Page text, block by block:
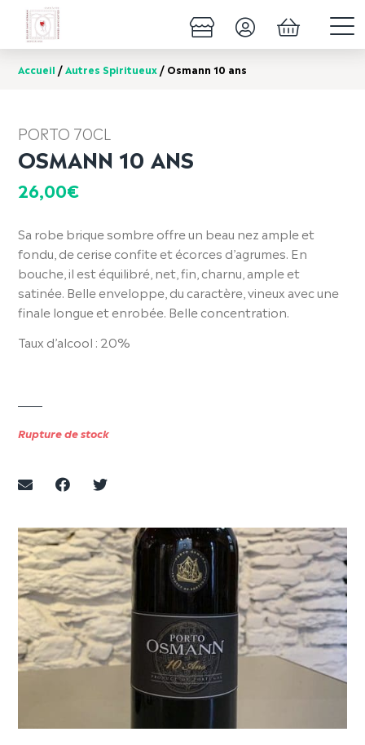
Accueil /Autres Spiritueux / Osmann 10 ans
PORTO 70CL
OSMANN 10 ANS
26,00€
Sa robe brique sombre offre un beau nez ample et
fondu, de cerise confite et écorces d’agrumes. En
bouche, il est équilibré, net, fin, charnu, ample et
satinée. Belle enveloppe, du caractère, vineux avec une
finale longue et enrobée. Belle concentration.
Taux d’alcool : 20%
Rupture de stock